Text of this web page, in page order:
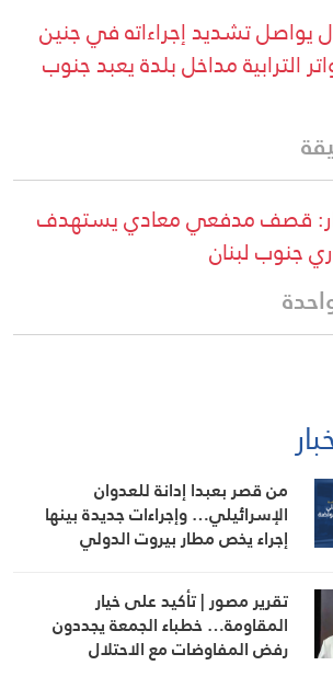
يواصل تشديد إجراءاته في جنين
الترابية مداخل بلدة يعبد جنوب
قصف مدفعي معادي يستهدف
جنوب لبنان
من قصر بعبدا إدانة للعدوان
الإسرائيلي… وإجراءات جديدة بينها
إجراء يخص مطار بيروت الدولي
تقرير مصور | تأكيد على خيار
المقاومة… خطباء الجمعة يجددون
رفض المفاوضات مع الاحتلال